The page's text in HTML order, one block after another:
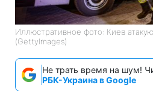
Иллюстративное фото: Киев
(GettyImages)
Не трать время на шум!
РБК-Украина в Google